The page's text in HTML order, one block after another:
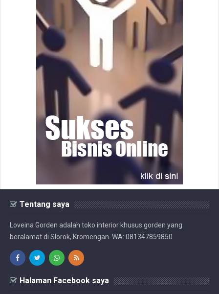
Tentang saya
Loveina Gorden adalah toko interior khusus gorden yang
beralamat di Slorok, Kromengan. WA: 081347859850
Halaman Facebook saya